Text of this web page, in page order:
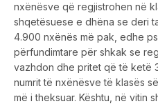
nxënësve që regjistrohen në
shqetësuese e dhëna se deri
4.900 nxënës më pak, edhe
përfundimtare për shkak se
vazhdon dhe pritet që të ketë
numrit të nxënësve të klasës
më i theksuar. Kështu, në vitin